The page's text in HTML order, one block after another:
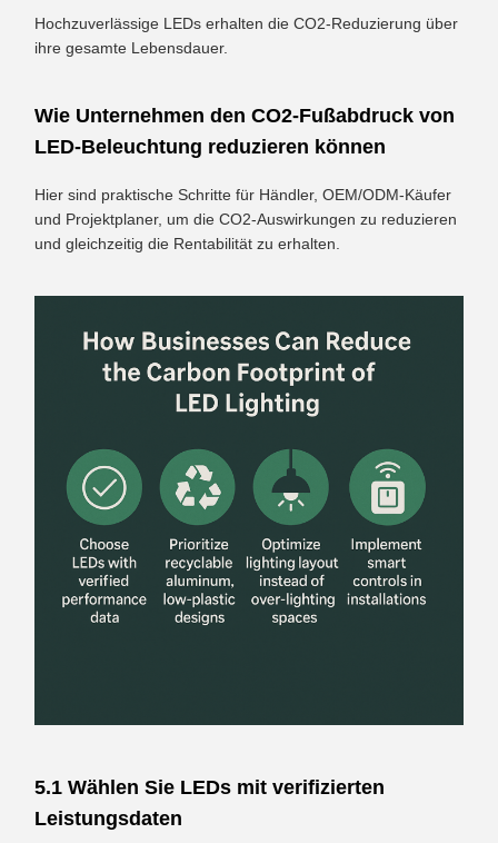
Hochzuverlässige LEDs erhalten die CO2-Reduzierung über
ihre gesamte Lebensdauer.
Wie Unternehmen den CO2-Fußabdruck von
LED-Beleuchtung reduzieren können
Hier sind praktische Schritte für Händler, OEM/ODM-Käufer
und Projektplaner, um die CO2-Auswirkungen zu reduzieren
und gleichzeitig die Rentabilität zu erhalten.
5.1 Wählen Sie LEDs mit verifizierten
Leistungsdaten